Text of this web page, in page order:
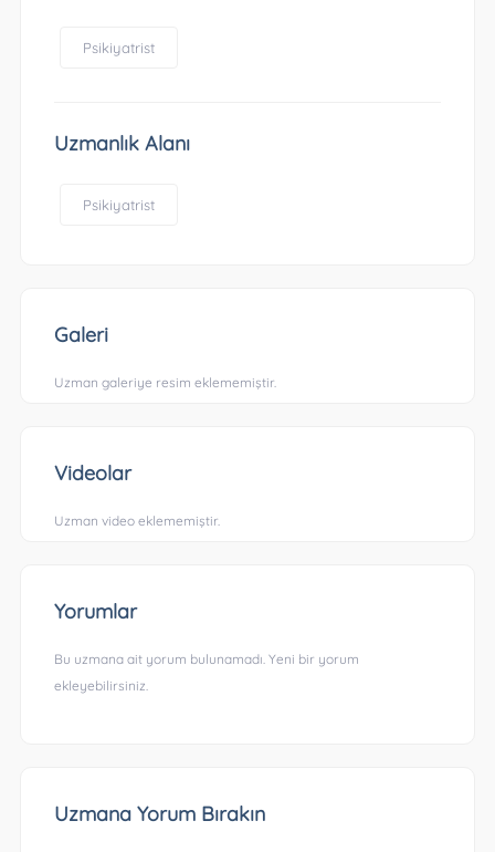
Psikiyatrist
Uzmanlık Alanı
Psikiyatrist
Galeri
Uzman galeriye resim eklememiştir.
Videolar
Uzman video eklememiştir.
Yorumlar
Bu uzmana ait yorum bulunamadı. Yeni bir yorum
ekleyebilirsiniz.
Uzmana Yorum Bırakın